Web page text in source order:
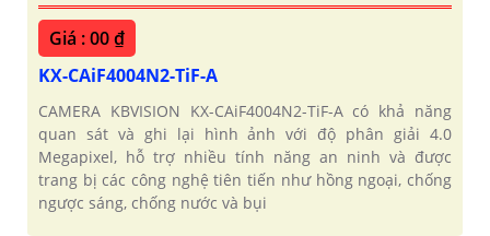
Giá : 00 ₫
KX-CAiF4004N2-TiF-A
CAMERA KBVISION KX-CAiF4004N2-TiF-A có khả năng
quan sát và ghi lại hình ảnh với độ phân giải 4.0
Megapixel, hỗ trợ nhiều tính năng an ninh và được
trang bị các công nghệ tiên tiến như hồng ngoại, chống
ngược sáng, chống nước và bụi